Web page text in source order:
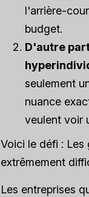
l'arrière-
budget.
D'autre
seulement
nuance
veulent voir
Voici le défi : Les
extrêmement
Les entreprises